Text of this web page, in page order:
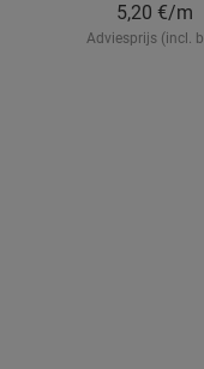
5,20 €/m
Adviesprijs (incl.